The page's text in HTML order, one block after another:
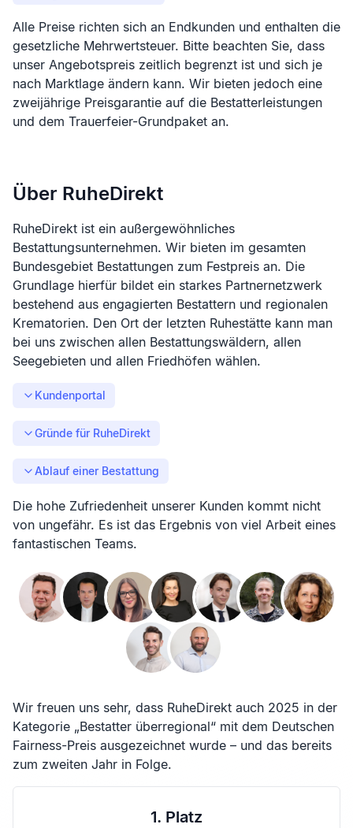
Alle Preise richten sich an Endkunden und enthalten die
gesetzliche Mehrwertsteuer. Bitte beachten Sie, dass
unser Angebotspreis zeitlich begrenzt ist und sich je
nach Marktlage ändern kann. Wir bieten jedoch eine
zweijährige Preisgarantie auf die Bestatterleistungen
und dem Trauerfeier-Grundpaket an.
Über RuheDirekt
RuheDirekt ist ein außergewöhnliches
Bestattungsunternehmen. Wir bieten im gesamten
Bundesgebiet Bestattungen zum Festpreis an. Die
Grundlage hierfür bildet ein starkes Partnernetzwerk
bestehend aus engagierten Bestattern und regionalen
Krematorien. Den Ort der letzten Ruhestätte kann man
bei uns zwischen allen Bestattungswäldern, allen
Seegebieten und allen Friedhöfen wählen.
Kundenportal
Gründe für RuheDirekt
Ablauf einer Bestattung
Die hohe Zufriedenheit unserer Kunden kommt nicht
von ungefähr. Es ist das Ergebnis von viel Arbeit eines
fantastischen Teams.
Wir freuen uns sehr, dass RuheDirekt auch 2025 in der
Kategorie „Bestatter überregional“ mit dem Deutschen
Fairness-Preis ausgezeichnet wurde – und das bereits
zum zweiten Jahr in Folge.
1. Platz